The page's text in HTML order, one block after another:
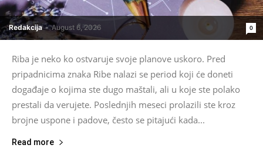
Redakcija - August 6, 2026 0
Riba je neko ko ostvaruje svoje planove uskoro. Pred
pripadnicima znaka Ribe nalazi se period koji će doneti
događaje o kojima ste dugo maštali, ali u koje ste polako
prestali da verujete. Poslednjih meseci prolazili ste kroz
brojne uspone i padove, često se pitajući kada...
Read more